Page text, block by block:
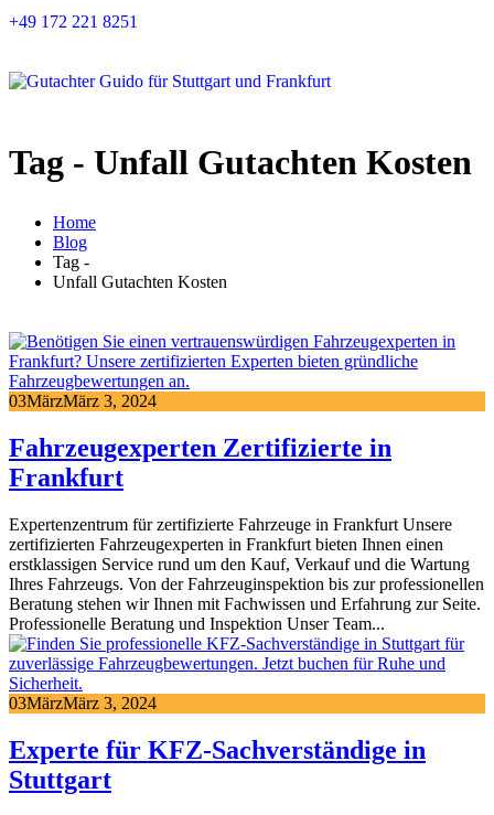
+49 172 221 8251
Tag - Unfall Gutachten Kosten
Home
Blog
Tag -
Unfall Gutachten Kosten
03MärzMärz 3, 2024
Fahrzeugexperten Zertifizierte in
Frankfurt
Expertenzentrum für zertifizierte Fahrzeuge in Frankfurt Unsere
zertifizierten Fahrzeugexperten in Frankfurt bieten Ihnen einen
erstklassigen Service rund um den Kauf, Verkauf und die Wartung
Ihres Fahrzeugs. Von der Fahrzeuginspektion bis zur professionellen
Beratung stehen wir Ihnen mit Fachwissen und Erfahrung zur Seite.
Professionelle Beratung und Inspektion Unser Team...
03MärzMärz 3, 2024
Experte für KFZ-Sachverständige in
Stuttgart